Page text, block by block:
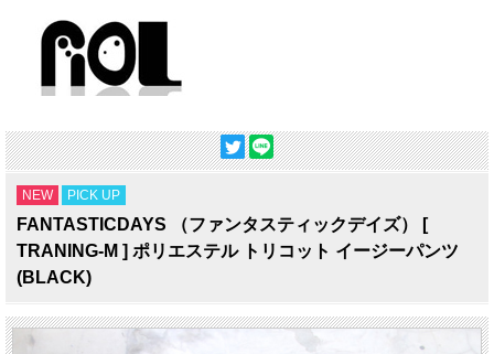
NEW PICK UP
FANTASTICDAYS （ファンタスティックデイズ） [
TRANING-M ] ポリエステル トリコット イージーパンツ
(BLACK)